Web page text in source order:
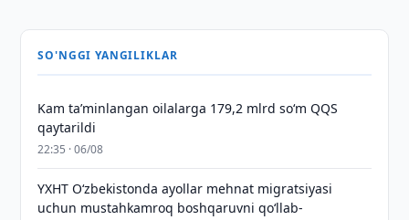
SO'NGGI YANGILIKLAR
Kam taʼminlangan oilalarga 179,2 mlrd so‘m QQS
qaytarildi
22:35 · 06/08
YXHT O‘zbekistonda ayollar mehnat migratsiyasi
uchun mustahkamroq boshqaruvni qo‘llab-